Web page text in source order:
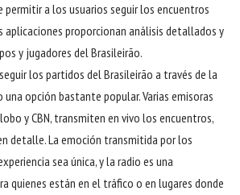
permitir a los usuarios seguir los encuentros
proporcionan análisis detallados y
y jugadores del Brasileirão.
los partidos del Brasileirão a través de la
una opción bastante popular. Varias emisoras
y CBN, transmiten en vivo los encuentros,
detalle. La emoción transmitida por los
sea única, y la radio es una
quienes están en el tráfico o en lugares donde